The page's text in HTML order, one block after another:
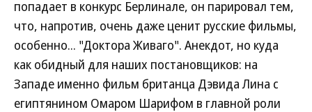
попадает в конкурс Берлинале, он парировал тем,
что, напротив, очень даже ценит русские фильмы,
особенно... "Доктора Живаго". Анекдот, но куда
как обидный для наших постановщиков: на
Западе именно фильм британца Дэвида Лина с
египтянином Омаром Шарифом в главной роли